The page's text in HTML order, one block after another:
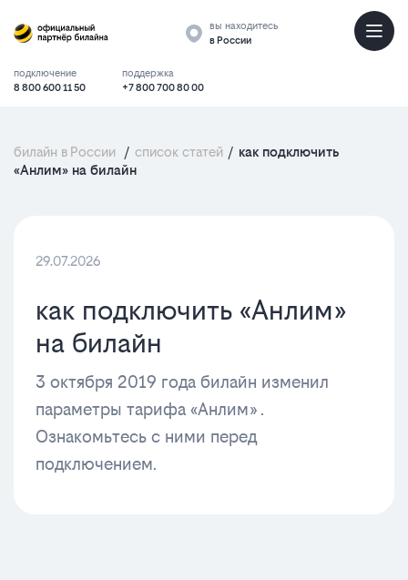
вы находитесь
в России
подключение
8 800 600 11 50
поддержка
+7 800 700 80 00
билайн в России / список статей / как подключить
«Анлим» на билайн
29.07.2026
как подключить «Анлим»
на билайн
3 октября 2019 года билайн изменил
параметры тарифа «Анлим» .
Ознакомьтесь с ними перед
подключением.